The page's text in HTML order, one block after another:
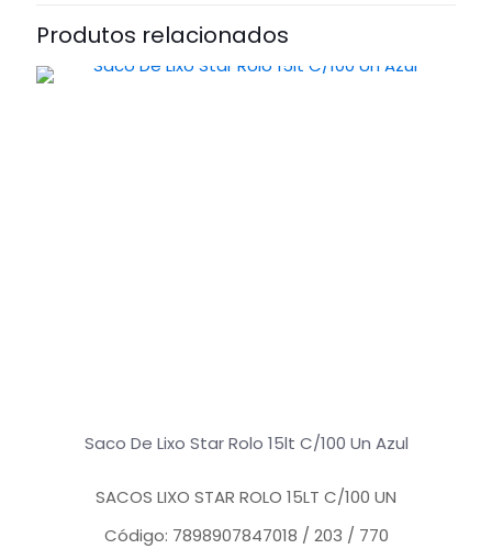
Produtos relacionados
Saco De Lixo Star Rolo 15lt C/100 Un Azul
SACOS LIXO STAR ROLO 15LT C/100 UN
Código: 7898907847018 / 203 / 770